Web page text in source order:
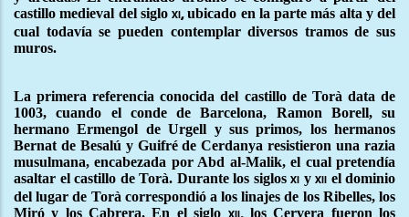
castillo medieval del siglo xi,ubicado en la parte más alta y del
cual todavía se pueden contemplar diversos tramos de sus
muros.
La primera referencia conocida del castillo de Torà data de
1003, cuando el conde de Barcelona, Ramon Borell, su
hermano Ermengol de Urgell y sus primos, los hermanos
Bernat de Besalú y Guifré de Cerdanya resistieron una razia
musulmana, encabezada por Abd al-Malik, el cual pretendía
asaltar el castillo de Torà. Durante los siglos xi y xii el dominio
del lugar de Torà correspondió a los linajes de los Ribelles, los
Miró y los Cabrera. En el siglo
los Cervera fueron los